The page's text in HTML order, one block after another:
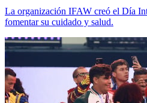
La organización IFAW creó el Día
fomentar su cuidado y salud.